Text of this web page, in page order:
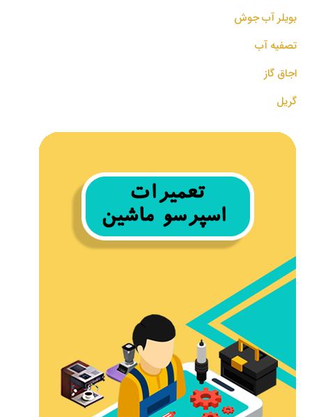
بویلر آب جوش
تصفیه آب
اجاق گاز
گریل